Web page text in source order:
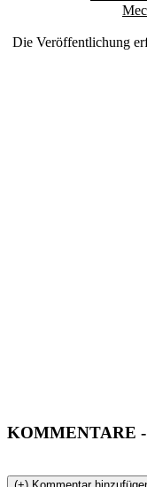
Die Veröffentlichung
KOMMENTARE